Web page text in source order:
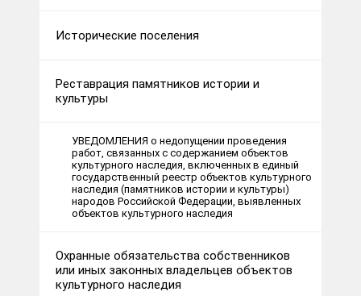
Исторические поселения
Реставрация памятников истории и
культуры
УВЕДОМЛЕНИЯ о недопущении проведения
работ, связанных с содержанием объектов
культурного наследия, включенных в единый
государственный реестр объектов культурного
наследия (памятников истории и культуры)
народов Российской Федерации, выявленных
объектов культурного наследия
Охранные обязательства собственников
или иных законных владельцев объектов
культурного наследия